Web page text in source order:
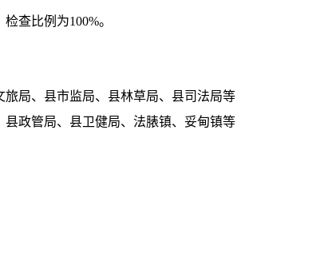
查比例为100%。
局、县市监局、县林草局、县司法局等
政管局、县卫健局、法脿镇、妥甸镇等